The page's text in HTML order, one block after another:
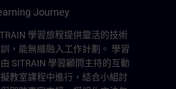
Journey
學習旅程提供靈活的技術
，能無縫融入工作計劃。 學習
SITRAIN 學習顧問主持的互動
教室課程中進行，結合小組討